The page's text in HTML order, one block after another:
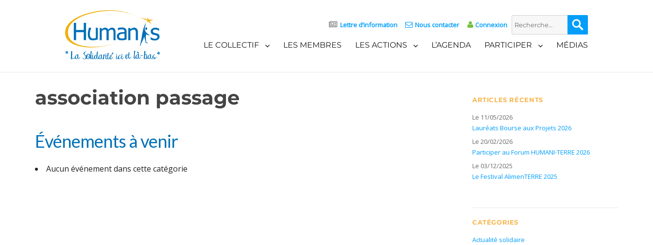
Lettre d’information Nous contacter Connexion
Recherche
pour :
LE COLLECTIF LES MEMBRES LES ACTIONS L’AGENDA PARTICIPER MÉDIAS
association passage
Événements à venir
Aucun événement dans cette catégorie
ARTICLES RÉCENTS
Le 11/05/2026
Lauréats Bourse aux Projets 2026
Le 20/02/2026
Participer au Forum HUMANI-TERRE 2026
Le 03/12/2025
Le Festival AlimenTERRE 2025
CATÉGORIES
Actualité solidaire